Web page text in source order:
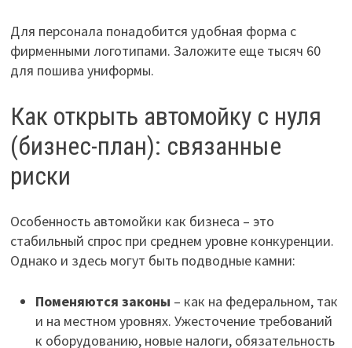
Для персонала понадобится удобная форма с
фирменными логотипами. Заложите еще тысяч 60
для пошива униформы.
Как открыть автомойку с нуля
(бизнес-план): связанные
риски
Особенность автомойки как бизнеса – это
стабильный спрос при среднем уровне конкуренции.
Однако и здесь могут быть подводные камни:
Поменяются законы – как на федеральном, так
и на местном уровнях. Ужесточение требований
к оборудованию, новые налоги, обязательность